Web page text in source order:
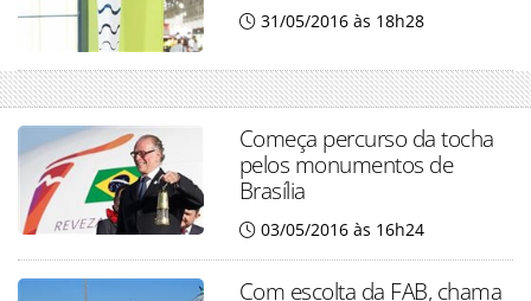
31/05/2016 às 18h28
Começa percurso da tocha
pelos monumentos de
Brasília
03/05/2016 às 16h24
Com escolta da FAB, chama